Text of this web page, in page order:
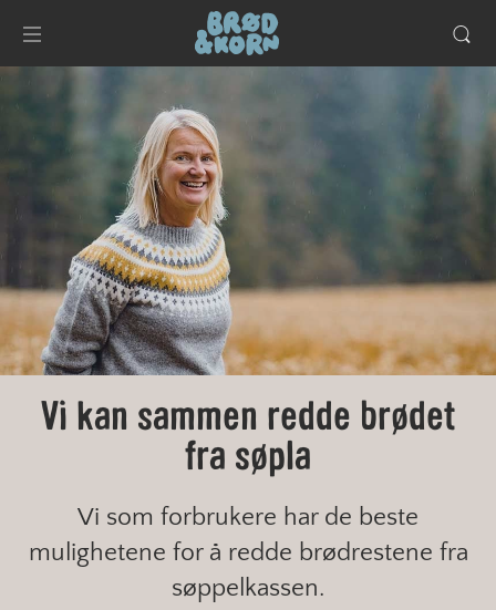
Vi kan sammen redde brødet
fra søpla
Vi som forbrukere har de beste
mulighetene for å redde brødrestene fra
søppelkassen.